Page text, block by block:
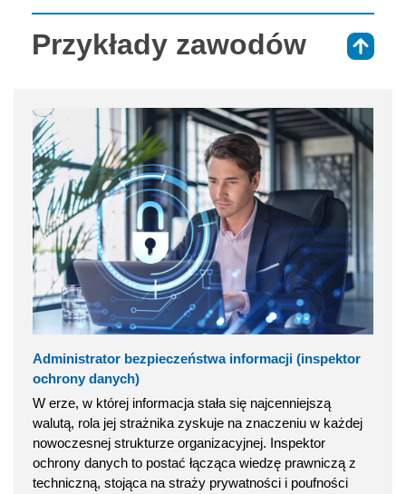
Przykłady zawodów
Administrator bezpieczeństwa informacji (inspektor
ochrony danych)
W erze, w której informacja stała się najcenniejszą
walutą, rola jej strażnika zyskuje na znaczeniu w każdej
nowoczesnej strukturze organizacyjnej. Inspektor
ochrony danych to postać łącząca wiedzę prawniczą z
techniczną, stojąca na straży prywatności i poufności